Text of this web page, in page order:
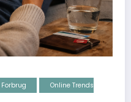
Online Trends